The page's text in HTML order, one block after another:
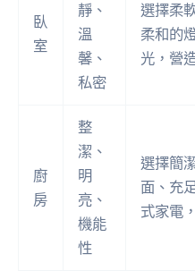
臥
室
靜、
溫
馨、
私密
選擇柔
柔和的
光，營
廚
房
整
潔、
明
亮、
機能
性
選擇簡
面、充
式家電